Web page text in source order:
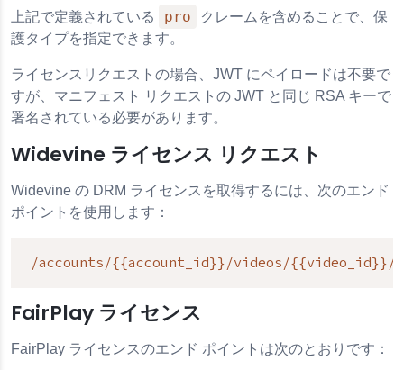
上記で定義されている pro
クレームを含めることで、保
護タイプを指定できます。
ライセンスリクエストの場合、JWT にペイロードは不要で
すが、マニフェスト リクエストの JWT と同じ RSA キーで
署名されている必要があります。
Widevine ライセンス リクエスト
Widevine の DRM ライセンスを取得するには、次のエンド
ポイントを使用します：
/accounts/{{account_id}}/videos/{{video_id}}/
FairPlay ライセンス
FairPlay ライセンスのエンド ポイントは次のとおりです：